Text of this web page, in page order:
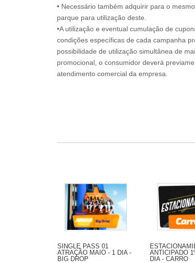
• Necessário também adquirir para o
parque para utilização deste.
•A utilização e eventual cumulação de
condições específicas de cada campanha
possibilidade de utilização simultânea de
promocional, o consumidor deverá
atendimento comercial da empresa.
SINGLE PASS 01
ATRAÇÃO MAIO - 1 DIA -
BIG DROP
ANTICIPADO
DIA - CARRO